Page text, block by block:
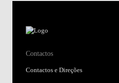
Contactos
Contactos e Direções